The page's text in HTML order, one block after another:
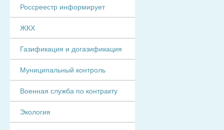
Россреестр информирует
ЖКХ
Газификация и догазификация
Муниципальный контроль
Военная служба по контракту
Экология